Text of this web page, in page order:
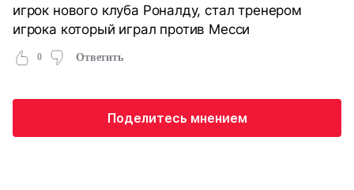
игрок нового клуба Роналду, стал тренером
игрока который играл против Месси
0 Ответить
Поделитесь мнением